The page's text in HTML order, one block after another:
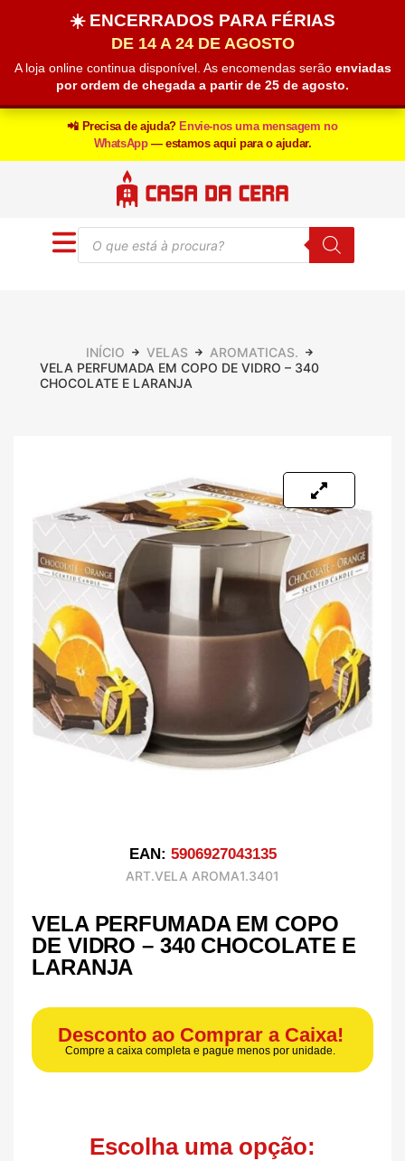
☀️ ENCERRADOS PARA FÉRIAS
DE 14 A 24 DE AGOSTO
A loja online continua disponível. As encomendas serão enviadas
por ordem de chegada a partir de 25 de agosto.
📲 Precisa de ajuda? Envie-nos uma mensagem no
WhatsApp — estamos aqui para o ajudar.
INÍCIO VELAS
AROMATICAS.
VELA PERFUMADA EM COPO DE VIDRO – 340
CHOCOLATE E LARANJA
EAN: 5906927043135
ART.VELA AROMA1.3401
VELA PERFUMADA EM COPO
DE VIDRO – 340 CHOCOLATE E
LARANJA
Desconto ao Comprar a Caixa!
Compre a caixa completa e pague menos por unidade.
Escolha uma opção: